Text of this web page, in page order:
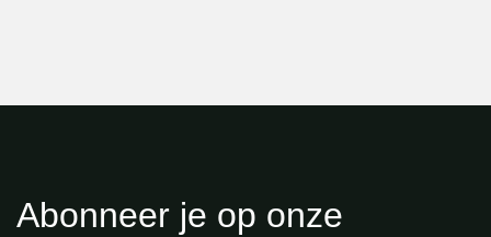
Abonneer je op onze